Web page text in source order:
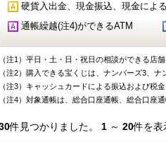
硬貨入出金、現金振込、現金によ
通帳繰越(注4)ができるATM
（注1）平日・土・日・祝日の相談ができる店
（注2）購入できる宝くじは、ナンバーズ3、
（注3）キャッシュカードによる振込および税
（注4）対象通帳は、総合口座通帳、総合口座
件見つかりました。 1～ 20件を表